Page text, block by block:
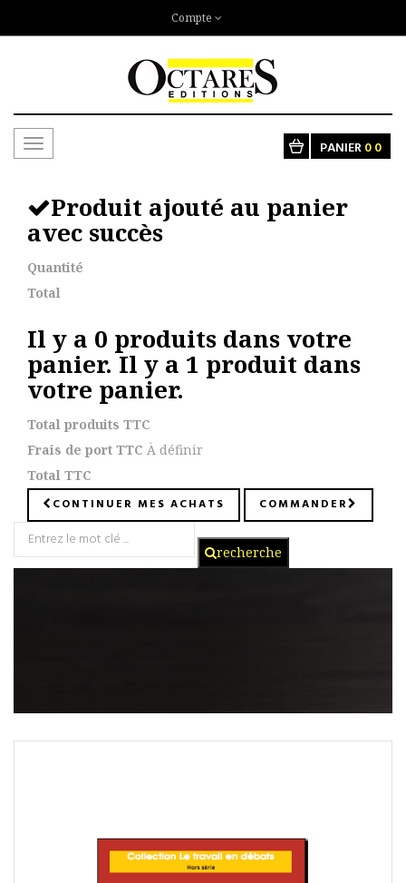
Compte
Toggle
PANIER00
Produit ajouté au panier
avec succès
Quantité
Total
Il y a 0 produits dans votre
panier.Il y a 1 produit dans
votre panier.
Total produits TTC
Frais de port TTC À définir
Total TTC
CONTINUER MES ACHATS COMMANDER
recherche